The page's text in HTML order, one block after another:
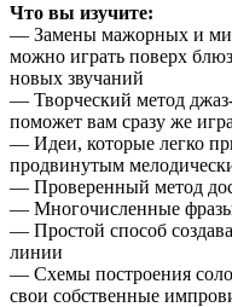
Что вы изучите:
— Замены мажорных и
можно играть поверх
новых звучаний
— Творческий метод
поможет вам сразу же
— Идеи, которые легко
продвинутым
— Проверенный метод
— Многочисленные фразы
— Простой способ
линии
— Схемы построения
свои собственные